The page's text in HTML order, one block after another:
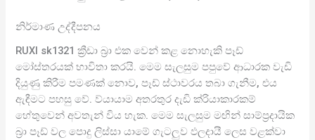
නිර්මාණ උද්දීපනය
RUXI sk1321 ක්‍රීඩා බ්‍රා එක වෙන් කළ නොහැකි පෑඩ්
මෝස්තරයක් භාවිතා කරයි. මෙම සැලසුම පපුවේ ආධාරක වැඩි
දියුණු කිරීම පමණක් නොව, පෑඩ් ස්ථාවරය තබා ගැනීම, එය
ඇඳීමට පහසු වේ. ව්යායාම අතරතුර දැඩි ක්රියාකාරකම්
හේතුවෙන් අවතැන් විය හැක. මෙම සැලසුම මඟින් සාම්ප්‍රදායික
බ්‍රා පෑඩ් වල පොදු ලිස්සා යාමේ ගැටලුව ඵලදායී ලෙස වළක්වා